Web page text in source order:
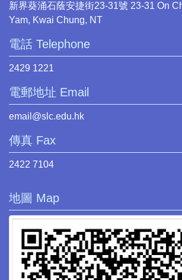
新界葵涌石蔭安捷街23-31號 23-31 On
Yam, Kwai Chung, NT
電話 Telephone
2429 1221
電郵地址 Email
email@slc.edu.hk
傳真 Fax
2422 7104
地圖 Map